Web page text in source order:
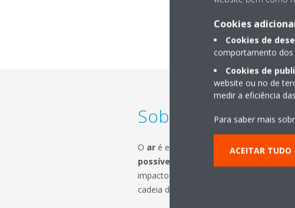
Sobre a Daikin
O aré essencial para a nossa
possível
. Os nossos produtos e
impacto ambiental do aquecimento e
cadeia de valor e em todo o ciclo de
Cookies
Cookies de
comportamento
Cookies de
website ou no de
medir a eficiência
Para saber mais
ACEITAR TUDO